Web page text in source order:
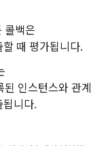
콜백은
할 때 평가됩니다.
된 인스턴스와 관계
됩니다.